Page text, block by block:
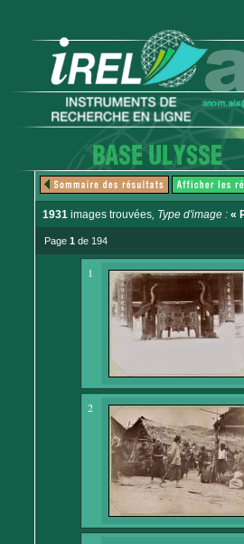
1931 images trouvées, Type d'image : «
Page 1 de 194
1
2